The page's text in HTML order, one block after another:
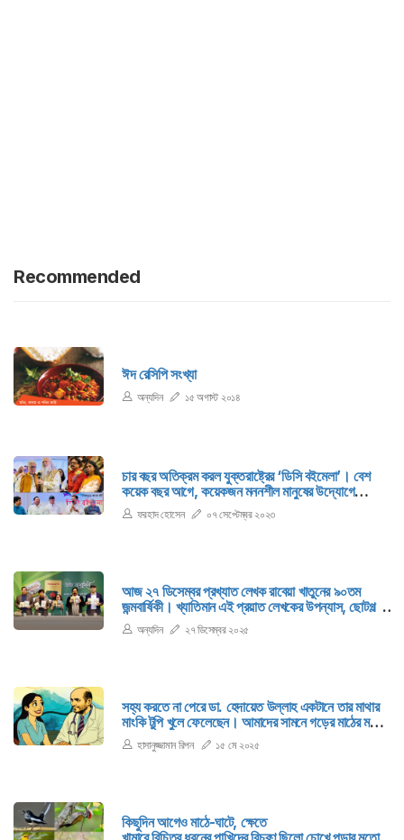
Recommended
ঈদ রেসিপি সংখ্যা
অন্যদিন ১৫ অগাস্ট ২০১৪
চার বছর অতিক্রম করল যুক্তরাষ্ট্রের ‘ডিসি বইমেলা’। বেশ
কয়েক বছর আগে, কয়েকজন মননশীল মানুষের উদ্যোগে
মেরিল্যান্ড, ভার্জিনিয়া, ডিসি এই তিন স্টেটের সমন্বিত এলাকায়
গড়ে উঠেছিল একটি সাহিত্যচর্চার প্ল্যাটফর্ম, যার নাম ছিল,
ফরহাদ হোসেন ০৭ সেপ্টেম্বর ২০২৩
আজ ২৭ ডিসেম্বর প্রখ্যাত লেখক রাবেয়া খাতুনের ৯০তম
জন্মবার্ষিকী। খ্যাতিমান এই প্রয়াত লেখকের উপন্যাস, ছোটগল্প,
ভ্রমণকাহিনি, কিশোর উপন্যাস, স্মৃতিকথাসহ চলচ্চিত্র ও নাট্য
জগতেও বিচরণ ছিল...
অন্যদিন ২৭ ডিসেম্বর ২০২৫
সহ্য করতে না পেরে ডা. হেদায়েত উল্লাহ একটানে তার মাথার
মাংকি টুপি খুলে ফেলেছেন। আমাদের সামনে গড়ের মাঠের মতো
বিশাল একটা টাকমাথা আবির্ভূত হলো।
হাসানুজ্জামান রিপন ১৫ মে ২০২৫
কিছুদিন আগেও মাঠে-ঘাটে, ক্ষেতে